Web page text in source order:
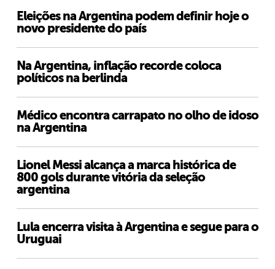
Eleições na Argentina podem definir hoje o
novo presidente do país
Na Argentina, inflação recorde coloca
políticos na berlinda
Médico encontra carrapato no olho de idoso
na Argentina
Lionel Messi alcança a marca histórica de
800 gols durante vitória da seleção
argentina
Lula encerra visita à Argentina e segue para o
Uruguai